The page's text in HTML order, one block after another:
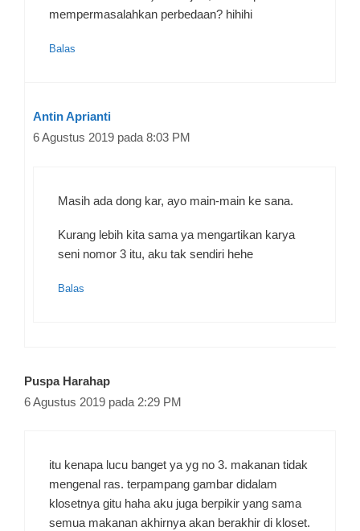
mempermasalahkan perbedaan? hihihi
Balas
Antin Aprianti
6 Agustus 2019 pada 8:03 PM
Masih ada dong kar, ayo main-main ke sana.
Kurang lebih kita sama ya mengartikan karya
seni nomor 3 itu, aku tak sendiri hehe
Balas
Puspa Harahap
6 Agustus 2019 pada 2:29 PM
itu kenapa lucu banget ya yg no 3. makanan tidak
mengenal ras. terpampang gambar didalam
klosetnya gitu haha aku juga berpikir yang sama
semua makanan akhirnya akan berakhir di kloset.